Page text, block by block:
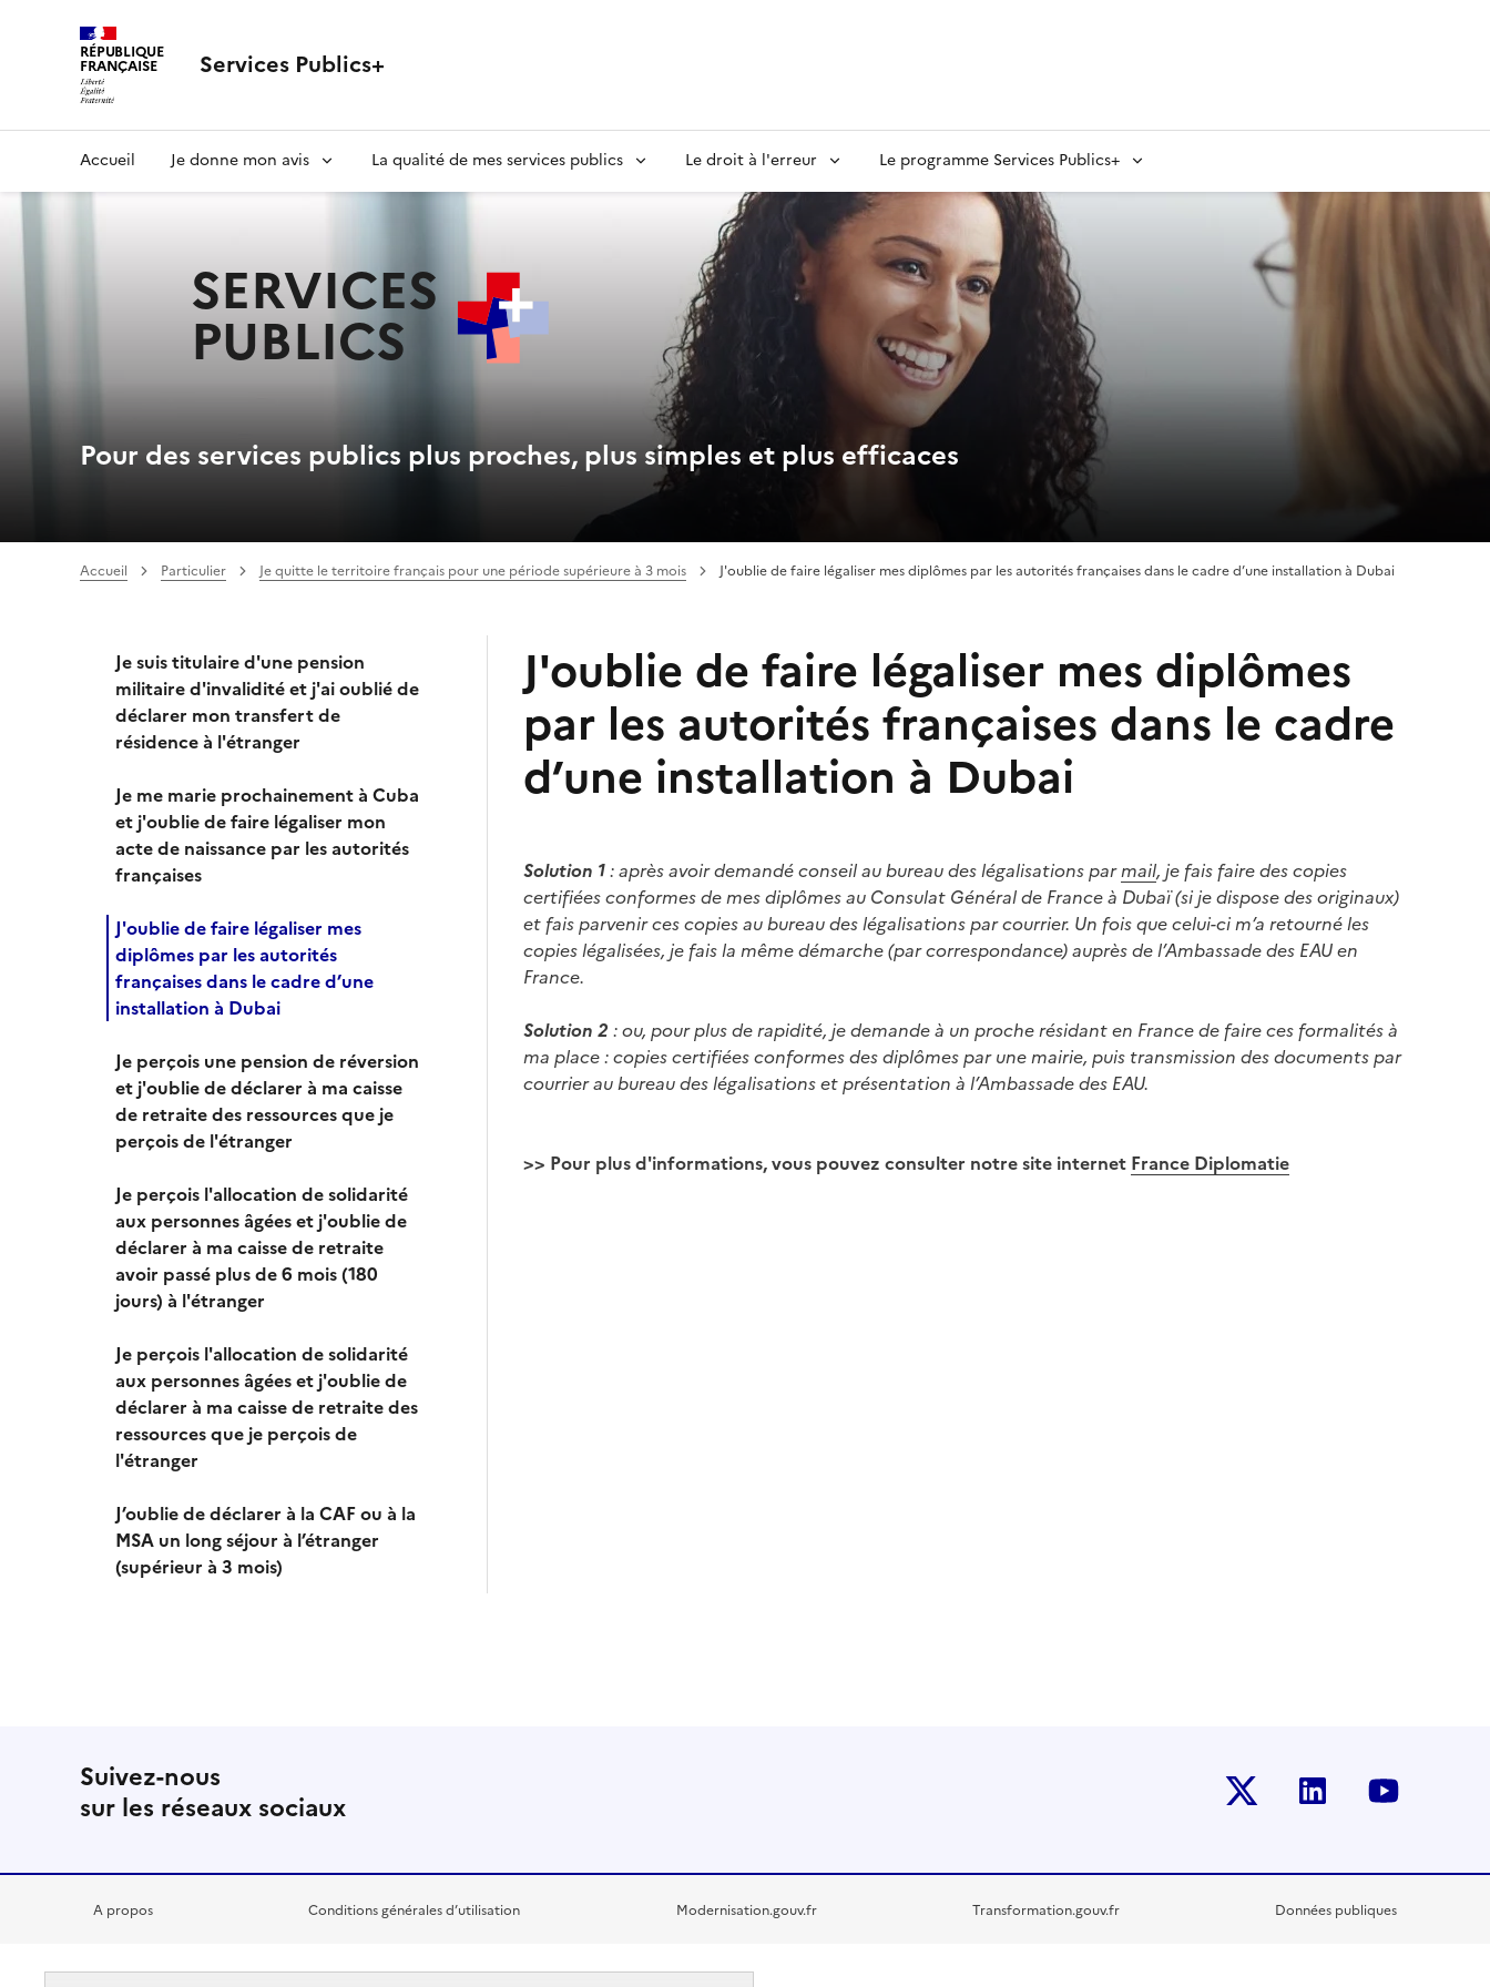
RÉPUBLIQUE
FRANÇAISE Services Publics+
principaleAccueil Je donne mon avis La qualité de mes services publics Le droit à l'erreur Le programme Services Publics+
SERVICES
PUBLICS
Pour des services publics plus proches, plus simples et plus efficaces
Accueil Particulier Je quitte le territoire français pour une période supérieure à 3 mois J'oublie de faire légaliser mes diplômes par les autorités françaises dans le cadre d’une installation à Dubai
Je suis titulaire d'une pension
militaire d'invalidité et j'ai oublié de
déclarer mon transfert de
résidence à l'étranger
Je me marie prochainement à Cuba
et j'oublie de faire légaliser mon
acte de naissance par les autorités
françaises
J'oublie de faire légaliser mes
diplômes par les autorités
françaises dans le cadre d’une
installation à Dubai
Je perçois une pension de réversion
et j'oublie de déclarer à ma caisse
de retraite des ressources que je
perçois de l'étranger
Je perçois l'allocation de solidarité
aux personnes âgées et j'oublie de
déclarer à ma caisse de retraite
avoir passé plus de 6 mois (180
jours) à l'étranger
Je perçois l'allocation de solidarité
aux personnes âgées et j'oublie de
déclarer à ma caisse de retraite des
ressources que je perçois de
l'étranger
J’oublie de déclarer à la CAF ou à la
MSA un long séjour à l’étranger
(supérieur à 3 mois)
J'oublie de faire légaliser mes diplômes
par les autorités françaises dans le cadre
d’une installation à Dubai
Solution 1: après avoir demandé conseil au bureau des légalisations parmail, je fais faire des copies
certifiées conformes de mes diplômes au Consulat Général de France à Dubaï (si je dispose des originaux)
et fais parvenir ces copies au bureau des légalisations par courrier. Un fois que celui-ci m’a retourné les
copies légalisées, je fais la même démarche (par correspondance) auprès de l’Ambassade des EAU en
France.
Solution 2 : ou, pour plus de rapidité, je demande à un proche résidant en France de faire ces formalités à
ma place : copies certifiées conformes des diplômes par une mairie, puis transmission des documents par
courrier au bureau des légalisations et présentation à l’Ambassade des EAU.
>> Pour plus d'informations, vous pouvez consulter notre site internet France Diplomatie
Suivez-nous
sur les réseaux sociaux
Twitter-x Linkedin
A propos Conditions générales d’utilisation Modernisation.gouv.fr Transformation.gouv.fr Données publiques